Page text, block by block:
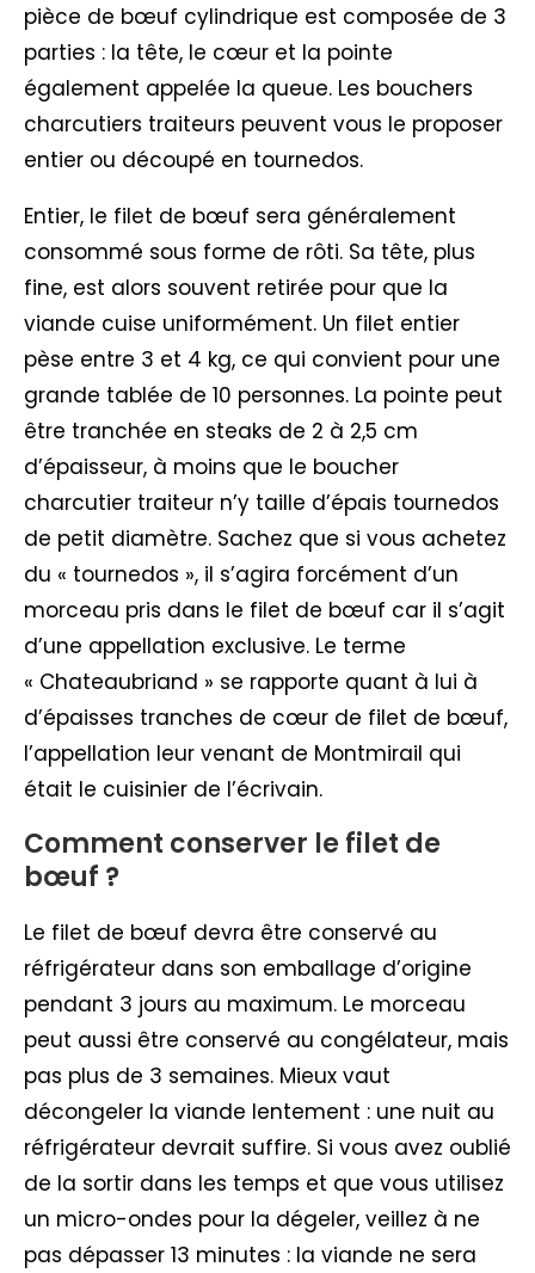
pièce de bœuf cylindrique est composée de 3
parties : la tête, le cœur et la pointe
également appelée la queue. Les bouchers
charcutiers traiteurs peuvent vous le proposer
entier ou découpé en tournedos.
Entier, le filet de bœuf sera généralement
consommé sous forme de rôti. Sa tête, plus
fine, est alors souvent retirée pour que la
viande cuise uniformément. Un filet entier
pèse entre 3 et 4 kg, ce qui convient pour une
grande tablée de 10 personnes. La pointe peut
être tranchée en steaks de 2 à 2,5 cm
d’épaisseur, à moins que le boucher
charcutier traiteur n’y taille d’épais tournedos
de petit diamètre. Sachez que si vous achetez
du « tournedos », il s’agira forcément d’un
morceau pris dans le filet de bœuf car il s’agit
d’une appellation exclusive. Le terme
« Chateaubriand » se rapporte quant à lui à
d’épaisses tranches de cœur de filet de bœuf,
l’appellation leur venant de Montmirail qui
était le cuisinier de l’écrivain.
Comment conserver le filet de
bœuf ?
Le filet de bœuf devra être conservé au
réfrigérateur dans son emballage d’origine
pendant 3 jours au maximum. Le morceau
peut aussi être conservé au congélateur, mais
pas plus de 3 semaines. Mieux vaut
décongeler la viande lentement : une nuit au
réfrigérateur devrait suffire. Si vous avez oublié
de la sortir dans les temps et que vous utilisez
un micro-ondes pour la dégeler, veillez à ne
pas dépasser 13 minutes : la viande ne sera